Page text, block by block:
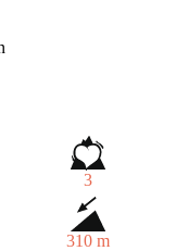
3
310 m